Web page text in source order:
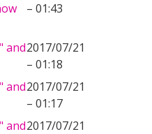
– 01:43
and2017/07/21
– 01:18
and2017/07/21
– 01:17
and2017/07/21